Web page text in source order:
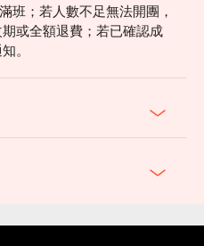
班；若人數不足無法開團，
或全額退費；若已確認成
。